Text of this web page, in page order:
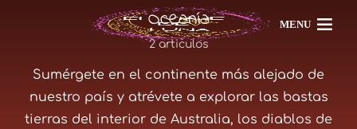
MENU
Oceanía
2 articulos
Sumérgete en el continente más alejado de
nuestro país y atrévete a explorar las bastas
tierras del interior de Australia, los diablos de